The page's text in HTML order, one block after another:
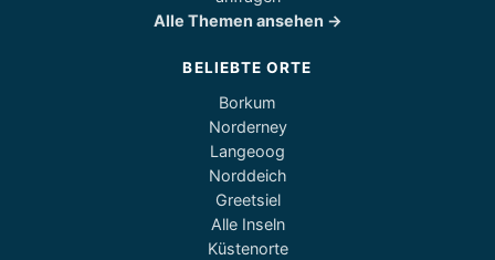
Alle Themen ansehen →
BELIEBTE ORTE
Borkum
Norderney
Langeoog
Norddeich
Greetsiel
Alle Inseln
Küstenorte